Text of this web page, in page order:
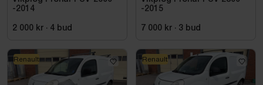
-2014
2 000 kr · 4 bud
-2015
7 000 kr · 3 bud
Renault Renault